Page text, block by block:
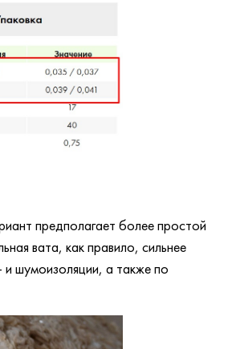
предполагает более простой
вата, как правило, сильнее
шумоизоляции, а также по